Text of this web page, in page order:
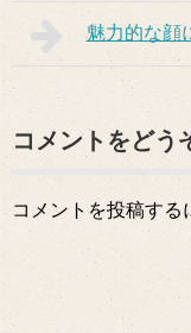
魅力的な顔
コメントをどう
コメントを投稿する